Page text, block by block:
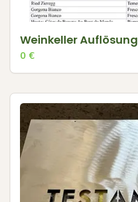
Weinkeller Auflösung
0 €